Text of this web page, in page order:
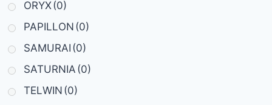
ORYX(0)
PAPILLON (0)
SAMURAI (0)
SATURNIA (0)
TELWIN (0)